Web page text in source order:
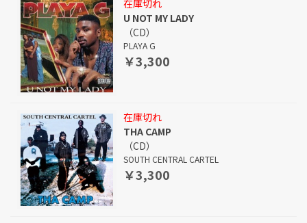
在庫切れ
U NOT MY LADY
（CD）
PLAYA G
￥3,300
在庫切れ
THA CAMP
（CD）
SOUTH CENTRAL CARTEL
￥3,300